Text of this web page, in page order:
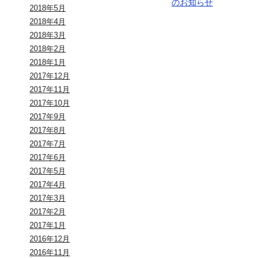
2018年5月
2018年4月
2018年3月
2018年2月
2018年1月
2017年12月
2017年11月
2017年10月
2017年9月
2017年8月
2017年7月
2017年6月
2017年5月
2017年4月
2017年3月
2017年2月
2017年1月
2016年12月
2016年11月
のお知らせ